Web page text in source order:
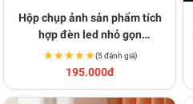
Hộp chụp ảnh sản phẩm tích
hợp đèn led nhỏ gọn
40x40x40cm V121
★★★★★
★★★★★(5 đánh giá)
195.000đ